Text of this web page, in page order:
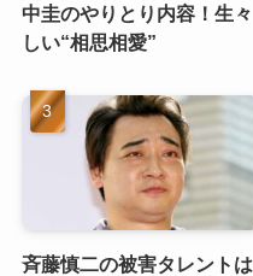
中圭のやりとり内容！生々
しい“相思相愛”
斉藤慎二の被害タレントは